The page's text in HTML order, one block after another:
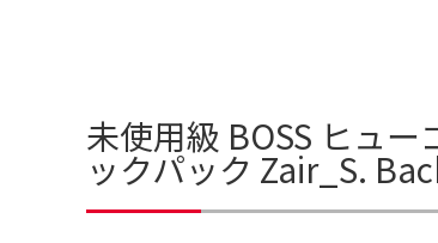
未使用級 BOSS ヒュ
ックパック Zair_S.